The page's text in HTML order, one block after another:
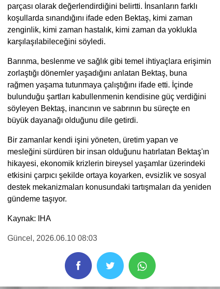
parçası olarak değerlendirdiğini belirtti. İnsanların farklı
koşullarda sınandığını ifade eden Bektaş, kimi zaman
zenginlik, kimi zaman hastalık, kimi zaman da yoklukla
karşılaşılabileceğini söyledi.
Barınma, beslenme ve sağlık gibi temel ihtiyaçlara erişimin
zorlaştığı dönemler yaşadığını anlatan Bektaş, buna
rağmen yaşama tutunmaya çalıştığını ifade etti. İçinde
bulunduğu şartları kabullenmenin kendisine güç verdiğini
söyleyen Bektaş, inancının ve sabrının bu süreçte en
büyük dayanağı olduğunu dile getirdi.
Bir zamanlar kendi işini yöneten, üretim yapan ve
mesleğini sürdüren bir insan olduğunu hatırlatan Bektaş'ın
hikayesi, ekonomik krizlerin bireysel yaşamlar üzerindeki
etkisini çarpıcı şekilde ortaya koyarken, evsizlik ve sosyal
destek mekanizmaları konusundaki tartışmaları da yeniden
gündeme taşıyor.
Kaynak: IHA
Güncel , 2026.06.10 08:03